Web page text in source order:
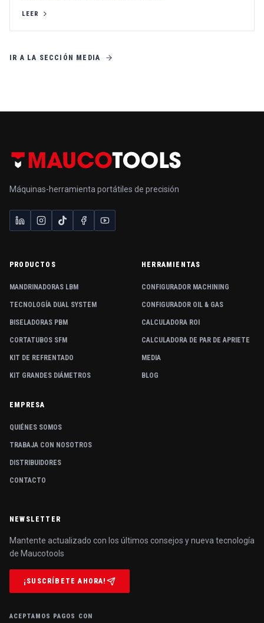
LEER
IR A LA SECCIÓN MEDIA
Máquinas-herramienta portátiles de precisión
PRODUCTOS
MANDRINADORAS LBM
TECNOLOGÍA DUAL SYSTEM
BISELADORAS PBM
CORTATUBOS SFM
KIT DE REFRENTADO
KIT GRANDES DIÁMETROS
HERRAMIENTAS
CONFIGURADOR MACHINING
CONFIGURADOR OIL & GAS
CALCULADORA ROI
CALCULADORA DE PAR DE APRIETE
MEDIA
BLOG
EMPRESA
QUIÉNES SOMOS
TRABAJA CON NOSOTROS
DISTRIBUIDORES
CONTACTO
NEWSLETTER
Mantente actualizado con los últimos consejos y nueva tecnología
de Maucotools
¡SUSCRÍBETE AHORA!
ACEPTAMOS PAGOS CON